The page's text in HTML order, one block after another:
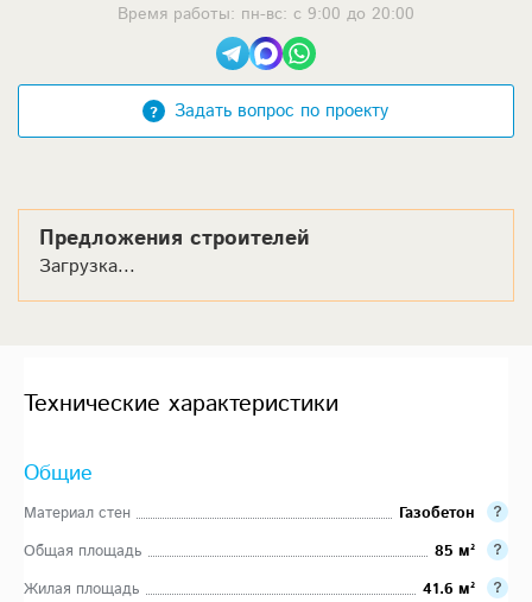
Время работы: пн-вс: с 9:00 до 20:00
Задать вопрос по проекту
Предложения строителей
Загрузка...
Технические характеристики
Общие
Материал стен
Газобетон
Общая площадь
85 м²
Жилая площадь
41.6 м²